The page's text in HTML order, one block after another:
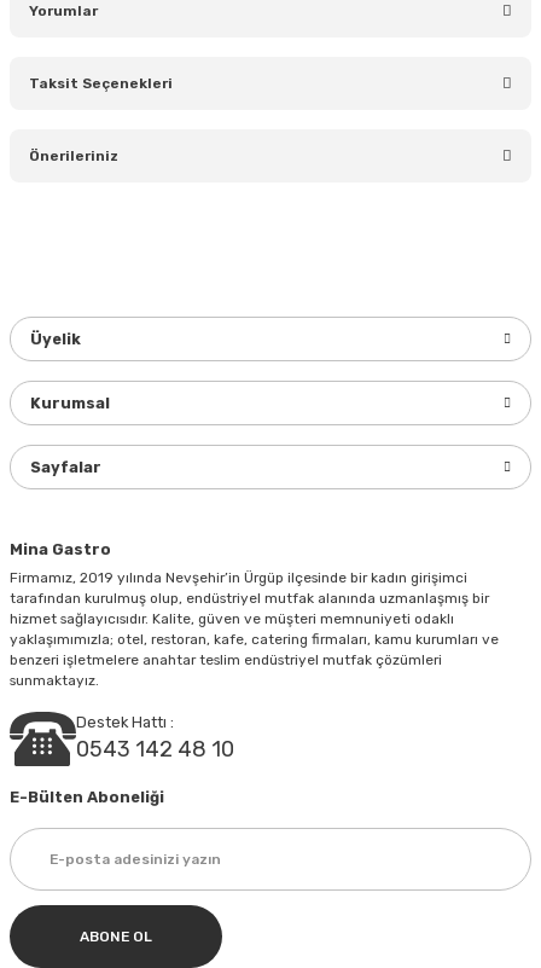
Yorumlar
Taksit Seçenekleri
Önerileriniz
Ürün bilgilerinde hatalar bulunuyor.
Bu ürüne benzer farklı alternatifler olmalı.
Gönder
Mina Gastro
Firmamız, 2019 yılında Nevşehir’in Ürgüp ilçesinde bir kadın girişimci
tarafından kurulmuş olup, endüstriyel mutfak alanında uzmanlaşmış bir
hizmet sağlayıcısıdır. Kalite, güven ve müşteri memnuniyeti odaklı
yaklaşımımızla; otel, restoran, kafe, catering firmaları, kamu kurumları ve
benzeri işletmelere anahtar teslim endüstriyel mutfak çözümleri
sunmaktayız.
Destek Hattı :
0543 142 48 10
Üyelik
Kurumsal
Sayfalar
E-Bülten Aboneliği
ABONE OL